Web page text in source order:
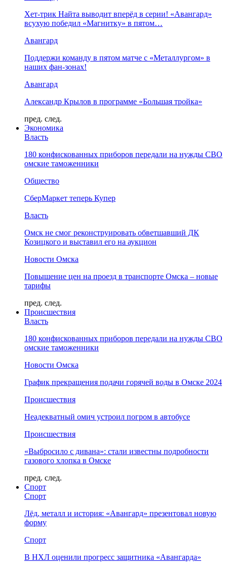
Хет-трик Найта выводит вперёд в серии! «Авангард»
всухую победил «Магнитку» в пятом…
Авангард
Поддержи команду в пятом матче с «Металлургом» в
наших фан-зонах!
Авангард
Александр Крылов в программе «Большая тройка»
пред. след.
Экономика
Власть
180 конфискованных приборов передали на нужды СВО
омские таможенники
Общество
СберМаркет теперь Купер
Власть
Омск не смог реконструировать обветшавший ДК
Козицкого и выставил его на аукцион
Новости Омска
Повышение цен на проезд в транспорте Омска – новые
тарифы
пред. след.
Происшествия
Власть
180 конфискованных приборов передали на нужды СВО
омские таможенники
Новости Омска
График прекращения подачи горячей воды в Омске 2024
Происшествия
Неадекватный омич устроил погром в автобусе
Происшествия
«Выбросило с дивана»: стали известны подробности
газового хлопка в Омске
пред. след.
Спорт
Спорт
Лёд, металл и история: «Авангард» презентовал новую
форму
Спорт
В НХЛ оценили прогресс защитника «Авангарда»